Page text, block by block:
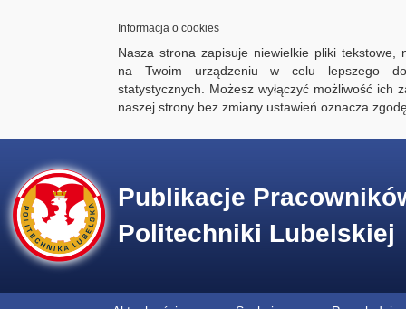
Informacja o cookies
Nasza strona zapisuje niewielkie pliki tekstowe,
na Twoim urządzeniu w celu lepszego
statystycznych. Możesz wyłączyć możliwość ich
naszej strony bez zmiany ustawień oznacza
Publikacje
Politechniki Lubelskiej